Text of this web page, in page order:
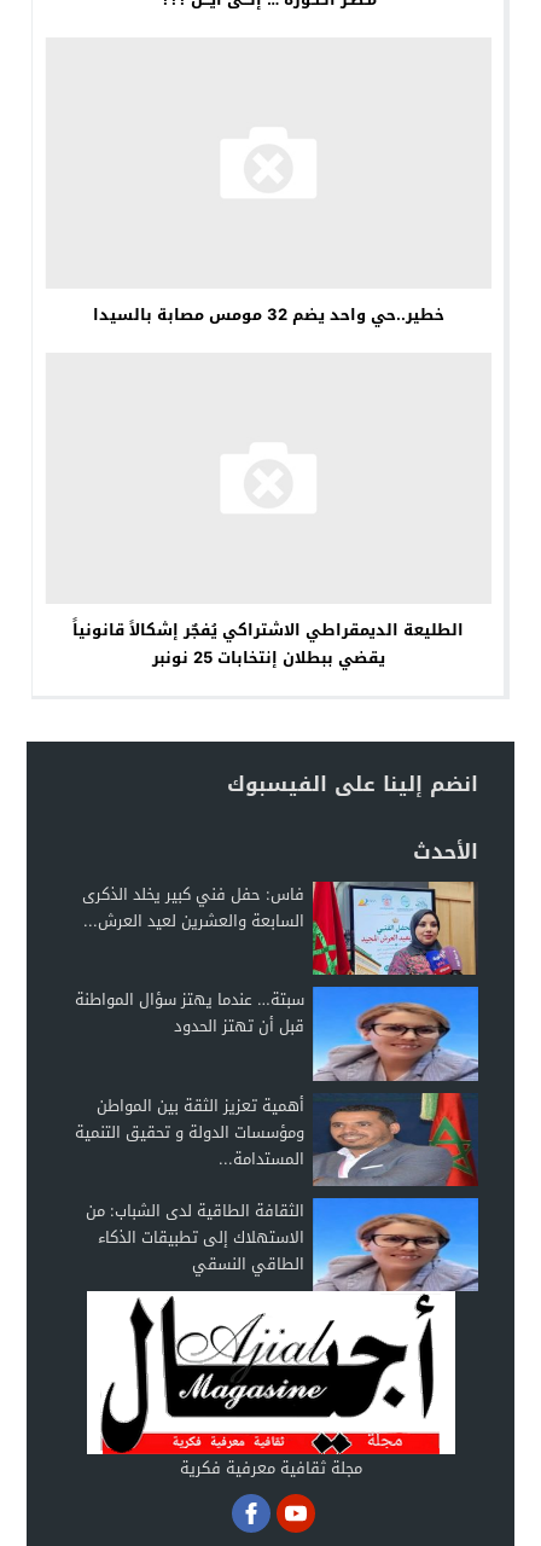
خطير..حي واحد يضم 32 مومس مصابة بالسيدا
الطليعة الديمقراطي الاشتراكي يُفجٌر إشكالاً قانونياً
يقضي ببطلان إنتخابات 25 نونبر
انضم إلينا على الفيسبوك
الأحدث
فاس: حفل فني كبير يخلد الذكرى
السابعة والعشرين لعيد العرش...
سبتة… عندما يهتز سؤال المواطنة
قبل أن تهتز الحدود
أهمية تعزيز الثقة بين المواطن
ومؤسسات الدولة و تحقيق التنمية
المستدامة...
الثقافة الطاقية لدى الشباب: من
الاستهلاك إلى تطبيقات الذكاء
الطاقي النسقي
مجلة ثقافية معرفية فكرية